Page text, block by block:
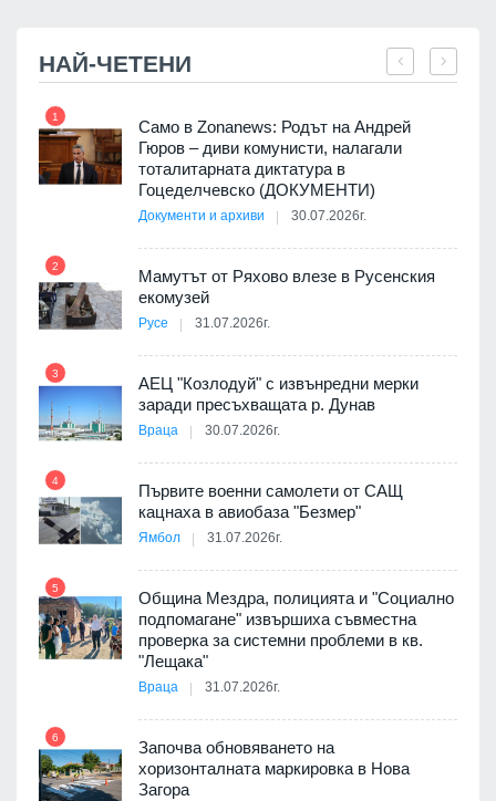
НАЙ-ЧЕТЕНИ
1
Само в Zonanews: Родът на Андрей
Гюров – диви комунисти, налагали
тоталитарната диктатура в
Гоцеделчевско (ДОКУМЕНТИ)
Документи и архиви 30.07.2026г.
2
Мамутът от Ряхово влезе в Русенския
екомузей
Русе 31.07.2026г.
3
АЕЦ "Козлодуй" с извънредни мерки
заради пресъхващата р. Дунав
Враца 30.07.2026г.
4
Първите военни самолети от САЩ
кацнаха в авиобаза "Безмер"
Ямбол 31.07.2026г.
5
Община Мездра, полицията и "Социално
подпомагане" извършиха съвместна
проверка за системни проблеми в кв.
"Лещака"
Враца 31.07.2026г.
6
Започва обновяването на
хоризонталната маркировка в Нова
Загора